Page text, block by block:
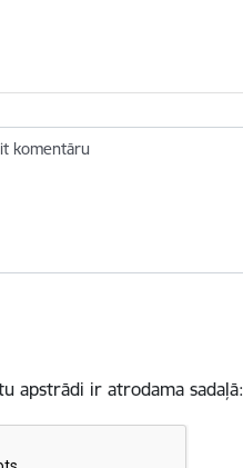
komentāru
apstrādi ir atrodama sadaļā: